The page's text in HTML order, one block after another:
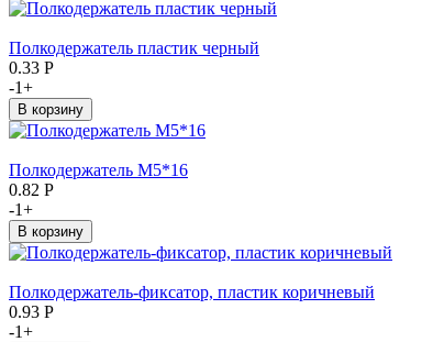
Полкодержатель пластик черный
0.33 Р
-1+
Полкодержатель М5*16
0.82 Р
-1+
Полкодержатель-фиксатор, пластик коричневый
0.93 Р
-1+